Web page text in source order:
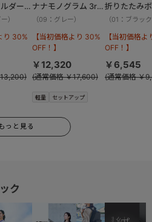
ダーバ
）
り 30%
軽量 セットアップ
ナナモノグラム 3rd
リュックサック
（09：グレー）
【当初価格より 30%
OFF！】
￥12,320
(通常価格 ￥17,600)
折りたたみ
バッグ Lサ
（01：ブラッ
【当初価格
OFF！】
￥6,545
(通常価格 ￥
っと見る
ク